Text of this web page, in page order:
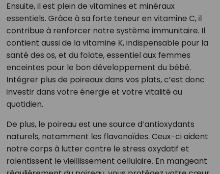
Ensuite, il est plein de vitamines et minéraux
essentiels. Grâce à sa forte teneur en vitamine C, il
contribue à renforcer notre système immunitaire. Il
contient aussi de la vitamine K, indispensable pour la
santé des os, et du folate, essentiel aux femmes
enceintes pour le bon développement du bébé.
Intégrer plus de poireaux dans vos plats, c’est donc
investir dans votre énergie et votre vitalité au
quotidien.
De plus, le poireau est une source d’antioxydants
naturels, notamment les flavonoïdes. Ceux-ci aident
notre corps à lutter contre le stress oxydatif et
ralentissent le vieillissement cellulaire. En mangeant